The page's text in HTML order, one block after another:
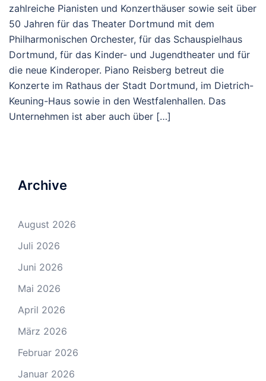
zahlreiche Pianisten und Konzerthäuser sowie seit über
50 Jahren für das Theater Dortmund mit dem
Philharmonischen Orchester, für das Schauspielhaus
Dortmund, für das Kinder- und Jugendtheater und für
die neue Kinderoper. Piano Reisberg betreut die
Konzerte im Rathaus der Stadt Dortmund, im Dietrich-
Keuning-Haus sowie in den Westfalenhallen. Das
Unternehmen ist aber auch über […]
Archive
August 2026
Juli 2026
Juni 2026
Mai 2026
April 2026
März 2026
Februar 2026
Januar 2026